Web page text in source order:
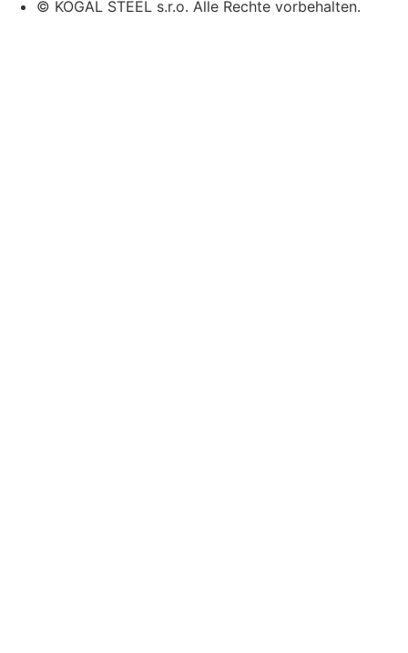
© KOGAL STEEL s.r.o. Alle Rechte vorbehalten.